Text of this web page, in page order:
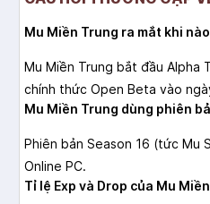
Mu Miền Trung ra mắt khi
Mu Miền Trung bắt đầu Alpha
chính thức Open Beta vào
Mu Miền Trung dùng phiên
Phiên bản Season 16 (tức Mu
Online PC.
Tỉ lệ Exp và Drop của Mu